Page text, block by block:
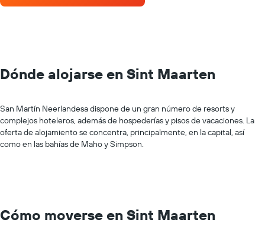
Dónde alojarse en Sint Maarten
San Martín Neerlandesa dispone de un gran número de resorts y
complejos hoteleros, además de hospederías y pisos de vacaciones. La
oferta de alojamiento se concentra, principalmente, en la capital, así
como en las bahías de Maho y Simpson.
Cómo moverse en Sint Maarten